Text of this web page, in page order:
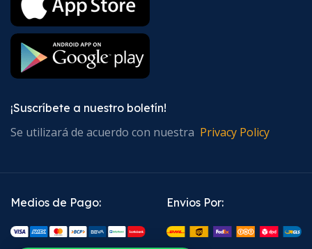
¡Suscríbete a nuestro boletín!
Se utilizará de acuerdo con nuestra Privacy Policy
Medios de Pago: Envios Por: